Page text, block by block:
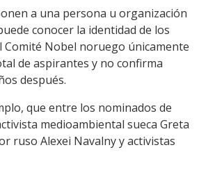
a una persona u organización
conocer la identidad de los
Comité Nobel noruego únicamente
de aspirantes y no confirma
después.
que entre los nominados de
medioambiental sueca Greta
ruso Alexei Navalny y activistas